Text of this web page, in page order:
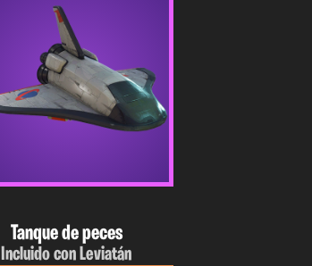
Tanque de peces
Incluido con Leviatán